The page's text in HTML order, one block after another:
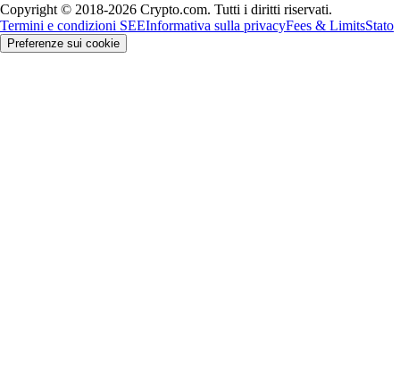
Copyright © 2018-2026 Crypto.com. Tutti i diritti riservati.
Termini e condizioni SEEInformativa sulla privacyFees & LimitsStato
Preferenze sui cookie